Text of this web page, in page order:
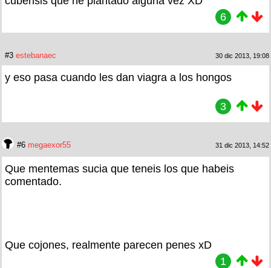
6
#3 estebanaec 30 dic 2013, 19:08
y eso pasa cuando les dan viagra a los hongos
3
#6 megaexor55 31 dic 2013, 14:52
Que mentemas sucia que teneis los que habeis
comentado.
Que cojones, realmente parecen penes xD
1